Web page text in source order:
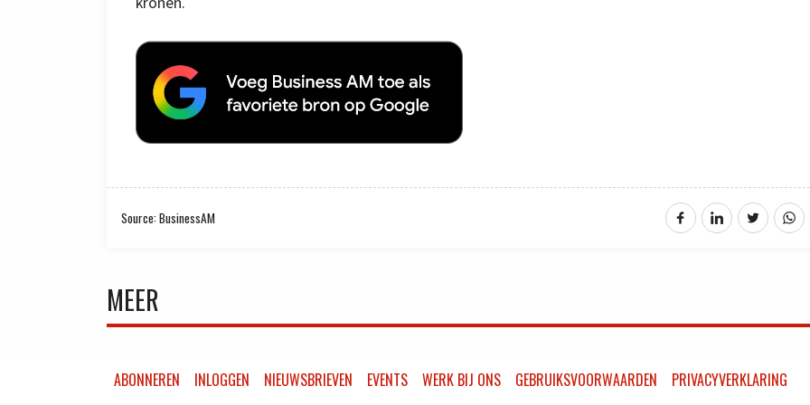
Source: BusinessAM
MEER
ABONNEREN INLOGGEN NIEUWSBRIEVEN EVENTS WERK BIJ ONS GEBRUIKSVOORWAARDEN PRIVACYVERKLARING